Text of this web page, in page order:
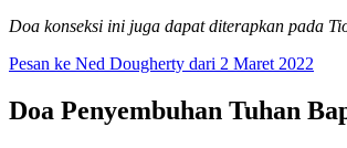
Doa konseksi ini juga dapat diterapkan pada
Pesan ke Ned Dougherty dari 2 Maret 2022
Doa Penyembuhan Tuhan